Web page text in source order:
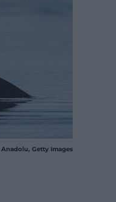
Anadolu, Getty Images